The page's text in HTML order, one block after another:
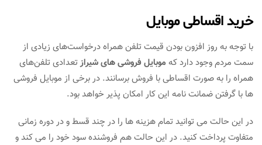
خرید اقساطی موبایل
با توجه به روز افزون بودن قیمت تلفن همراه درخواست‌های زیادی از
سمت مردم وجود دارد که موبایل فروشی‌ های شیرازتعدادی تلفن‌های
همراه را به صورت اقساطی با فروش برسانند. در برخی از موبایل فروشی
ها با گرفتن ضمانت نامه این کار امکان پذیر خواهد بود.
در این حالت می توانید تمام هزینه ها را در چند قسط و در دوره زمانی
متفاوت پرداخت کنید. در این حالت هم فروشنده سود خود را می کند و